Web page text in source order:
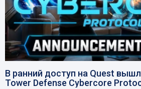
В ранний доступ на Quest
Tower Defense Cybercore